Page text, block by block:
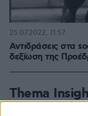
Αντιδράσεις στα
δεξίωση της
25.07.2022, 11:57
Thema